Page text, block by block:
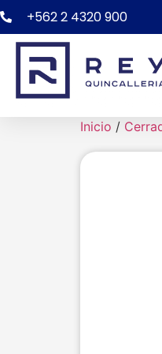
+562 2 4320 900
Inicio /